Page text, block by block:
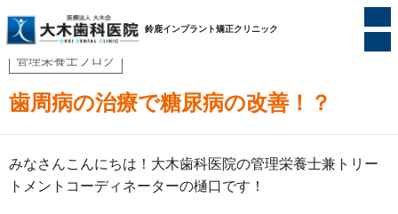
鈴鹿インプラント矯正クリニック
ホーム 管理栄養士ブログ
管理栄養士ブログ
歯周病の治療で糖尿病の改善！？
みなさんこんにちは！大木歯科医院の管理栄養士兼トリー
トメントコーディネーターの樋口です！